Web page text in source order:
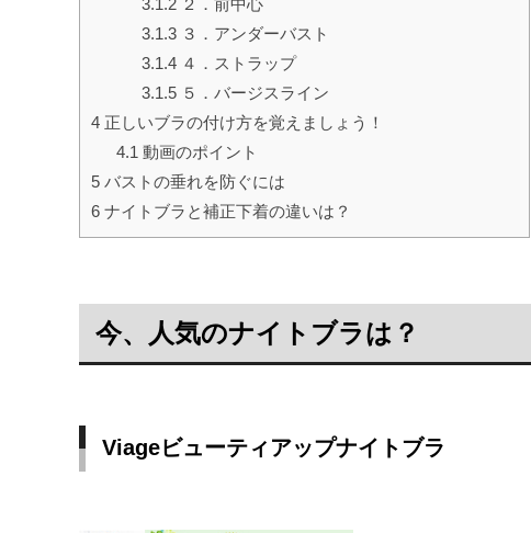
3.1.2２．前中心
3.1.3３．アンダーバスト
3.1.4４．ストラップ
3.1.5５．バージスライン
4 正しいブラの付け方を覚えましょう！
4.1 動画のポイント
5 バストの垂れを防ぐには
6 ナイトブラと補正下着の違いは？
今、人気のナイトブラは？
Viageビューティアップナイトブラ